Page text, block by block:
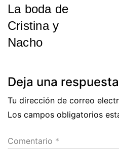
La boda de
Cristina y
Nacho
Deja una respuesta
Tu dirección de correo
Los campos obligatorios
Comentario *